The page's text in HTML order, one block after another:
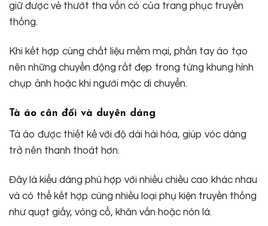
giữ được vẻ thướt tha vốn có của trang phục truyền
thống.
Khi kết hợp cùng chất liệu mềm mại, phần tay áo tạo
nên những chuyển động rất đẹp trong từng khung hình
chụp ảnh hoặc khi người mặc di chuyển.
Tà áo cân đối và duyên dáng
Tà áo được thiết kế với độ dài hài hòa, giúp vóc dáng
trở nên thanh thoát hơn.
Đây là kiểu dáng phù hợp với nhiều chiều cao khác nhau
và có thể kết hợp cùng nhiều loại phụ kiện truyền thống
như quạt giấy, vòng cổ, khăn vấn hoặc nón lá.